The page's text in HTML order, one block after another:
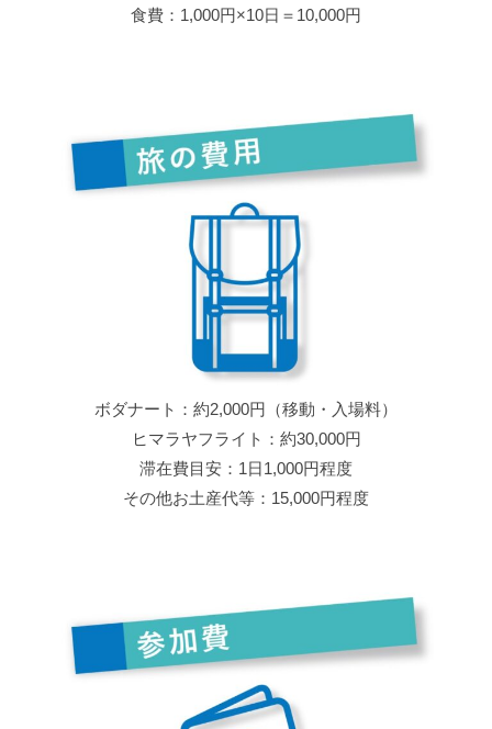
食費：1,000円×10日＝10,000円
ボダナート：約2,000円（移動・入場料）
ヒマラヤフライト：約30,000円
滞在費目安：1日1,000円程度
その他お土産代等：15,000円程度